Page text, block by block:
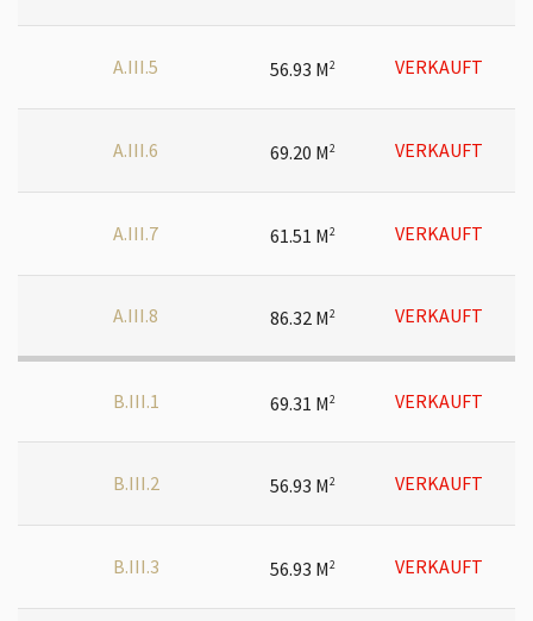
A.III.5 56.93 M2 VERKAUFT
A.III.6 69.20 M2 VERKAUFT
A.III.7 61.51 M2 VERKAUFT
A.III.8 86.32 M2 VERKAUFT
B.III.1 69.31 M2 VERKAUFT
B.III.2 56.93 M2 VERKAUFT
B.III.3 56.93 M2 VERKAUFT